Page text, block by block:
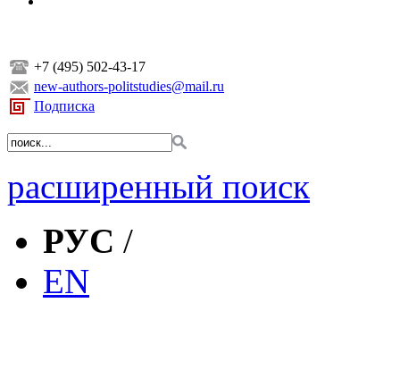
+7 (495) 502-43-17
new-authors-politstudies@mail.ru
Подписка
расширенный поиск
РУС /
EN